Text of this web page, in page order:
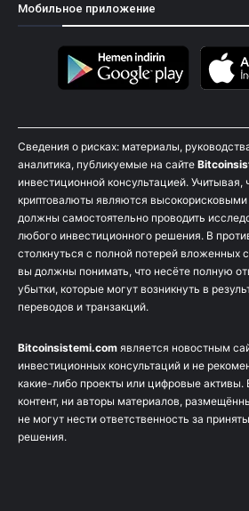
Мобильное приложение
Сведения о рисках: материалы,
аналитика, публикуемые на сайте
инвестиционной консультацией. Учитывая,
криптовалюты являются
должны самостоятельно проводить
любого инвестиционного решения. В
столкнуться с полной потерей вложенных
вы должны понимать, что несёте полную
убытки, которые могут возникнуть в
переводов и транзакций.
Bitcoinsistemi.com является новостным
инвестиционных консультаций и не
какие-либо проекты или цифровые активы.
контент, ни авторы материалов,
не могут нести ответственность за
решения.